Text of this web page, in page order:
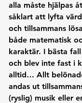
alla måste hjälpas
såklart att lyfta
och tillsammans
både matematisk
karaktär. I bästa
och blev inte fast i
alltid… Allt
andas ut
(ryslig) musik eller